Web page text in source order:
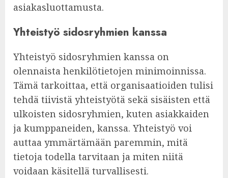
asiakasluottamusta.
Yhteistyö sidosryhmien kanssa
Yhteistyö sidosryhmien kanssa on
olennaista henkilötietojen minimoinnissa.
Tämä tarkoittaa, että organisaatioiden tulisi
tehdä tiivistä yhteistyötä sekä sisäisten että
ulkoisten sidosryhmien, kuten asiakkaiden
ja kumppaneiden, kanssa. Yhteistyö voi
auttaa ymmärtämään paremmin, mitä
tietoja todella tarvitaan ja miten niitä
voidaan käsitellä turvallisesti.